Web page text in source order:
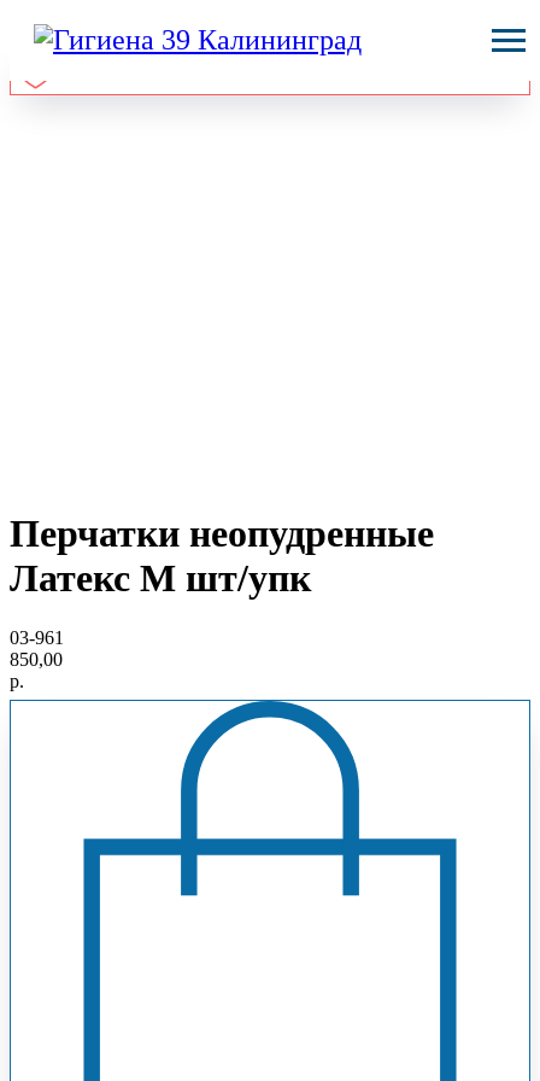
Перчатки неопудренные
Латекс М шт/упк
03-961
850,00
р.